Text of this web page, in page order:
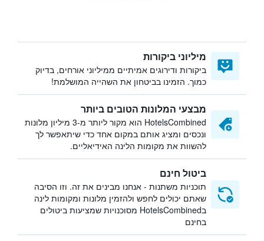
מיליוני ביקורות
ביקורות ודירוגים אמיתיים ממיליוני אורחים, בדיוק
כמוך. הזמינו בביטחון את השהייה המושלמת!
מבצעי המלונות הטובים ביותר
HotelsCombined הוא מקור ליותר מ-3 מיליון מלונות
ונכסים ומציג אותם במקום אחד כדי שיתאפשר לך
להשוות את מקומות הלינה האידיאליים.
ביטול חינם
תוכניות משתנות - אנחנו מבינים את זה. וזו הסיבה
שאתם יכולים לחפש ולהזמין מלונות ומקומות לינה
בHotelsCombined מסוכנויות שמציעות ביטולים
בחינם